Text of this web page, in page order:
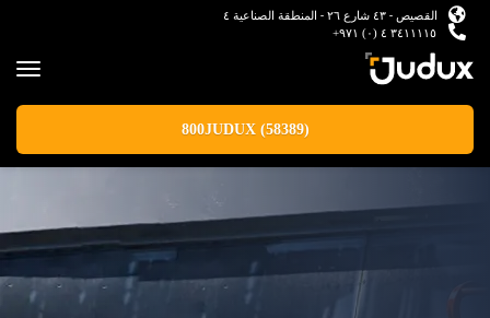
القصيص - ٤٣ شارع ٢٦ - المنطقة الصناعية ٤
٣٤١١١١٥ ٤ (٠) ٩٧١+
800JUDUX (58389)